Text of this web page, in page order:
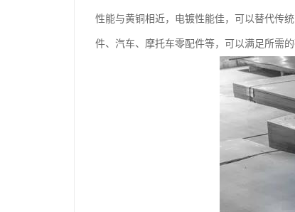
性能与黄铜相近，电镀性能佳，可以替代传
件、汽车、摩托车零配件等，可以满足所需